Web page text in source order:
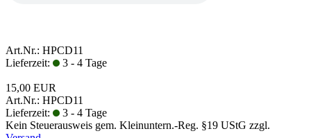
Art.Nr.: HPCD11
Lieferzeit:
3 - 4 Tage
15,00 EUR
Art.Nr.: HPCD11
Lieferzeit:
3 - 4 Tage
Kein Steuerausweis gem. Kleinuntern.-Reg. §19 UStG zzgl.